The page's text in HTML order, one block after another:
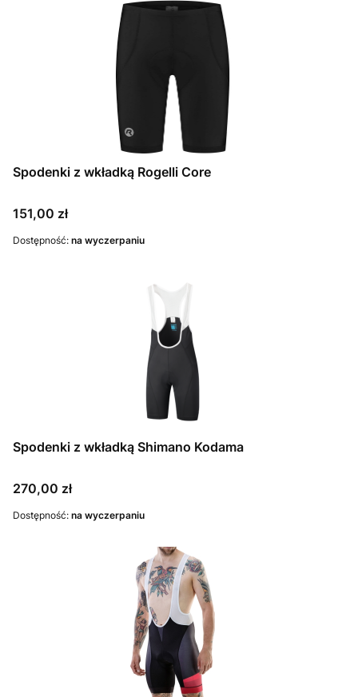
Spodenki z wkładką Rogelli Core
Cena
151,00 zł
Dostępność: na wyczerpaniu
Spodenki z wkładką Shimano Kodama
Cena
270,00 zł
Dostępność: na wyczerpaniu